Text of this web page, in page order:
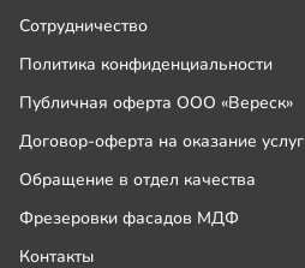
Сотрудничество
Политика конфиденциальности
Публичная оферта ООО «Вереск»
Договор-оферта на оказание услуг
Обращение в отдел качества
Фрезеровки фасадов МДФ
Контакты